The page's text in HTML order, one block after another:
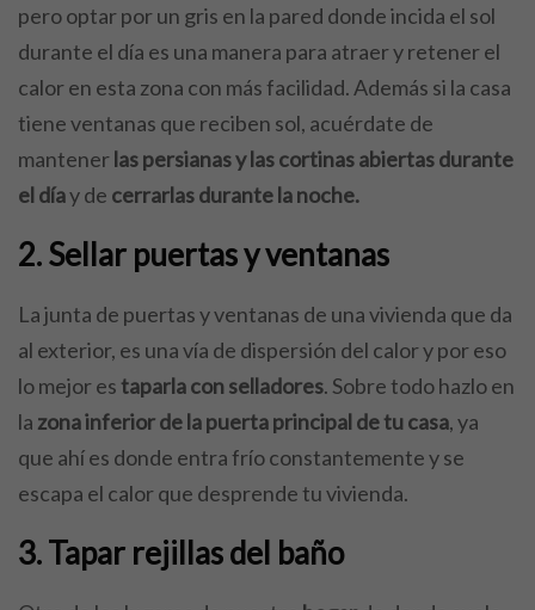
pero optar por un gris en la pared donde incida el sol
durante el día es una manera para atraer y retener el
calor en esta zona con más facilidad. Además si la casa
tiene ventanas que reciben sol, acuérdate de
mantenerlas persianas y las cortinas abiertas durante
el díay de cerrarlas durante la noche.
2. Sellar puertas y ventanas
La junta de puertas y ventanas de una vivienda que da
al exterior, es una vía de dispersión del calor y por eso
lo mejor estaparla con selladores. Sobre todo hazlo en
la zona inferior de la puerta principal de tu casa, ya
que ahí es donde entra frío constantemente y se
escapa el calor que desprende tu vivienda.
3. Tapar rejillas del baño